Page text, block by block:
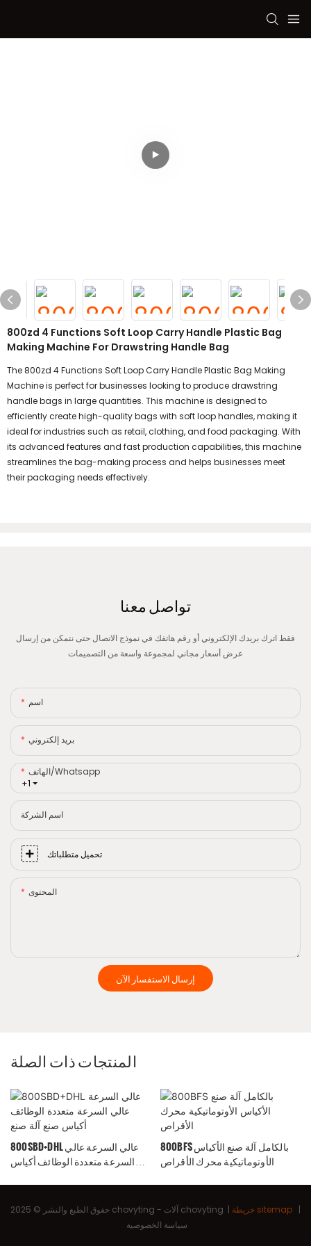
800zd 4 Functions Soft Loop Carry Handle Plastic Bag
Making Machine For Drawstring Handle Bag
The 800zd 4 Functions Soft Loop Carry Handle Plastic Bag Making
Machine is perfect for businesses looking to produce drawstring
handle bags in large quantities. This machine is designed to
efficiently create high-quality bags with soft loop handles, making it
ideal for industries such as retail, clothing, and food packaging. With
its advanced features and fast production capabilities, this machine
streamlines the bag-making process and helps businesses meet
their packaging needs effectively.
تواصل معنا
فقط اترك بريدك الإلكتروني أو رقم هاتفك في نموذج الاتصال حتى نتمكن من إرسال
عرض أسعار مجاني لمجموعة واسعة من التصميمات
اسم
بريد إلكتروني
+1
الهاتف/whatsapp
اسم الشركة
تحميل متطلباتك
المحتوى
إرسال الاستفسار الآن
المنتجات ذات الصلة
800SBD+DHL عالي السرعة عالي
السرعة متعددة الوظائف أكياس
800BFS بالكامل آلة صنع الأكياس
الأوتوماتيكية محرك الأقراص
حقوق الطبع والنشر © 2025 chovyting - آلات chovyting | خريطة sitemap |